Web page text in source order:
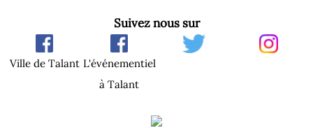
Suivez nous sur
Ville de Talant L'événementiel
à Talant